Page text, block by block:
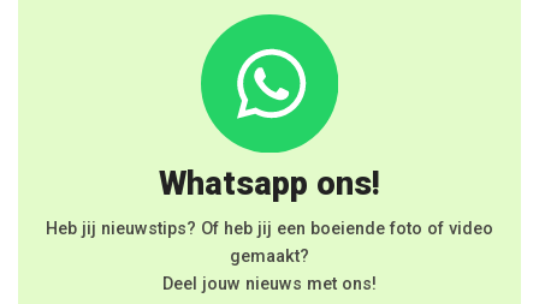
Whatsapp ons!
Heb jij nieuwstips? Of heb jij een boeiende foto of video
gemaakt?
Deel jouw nieuws met ons!